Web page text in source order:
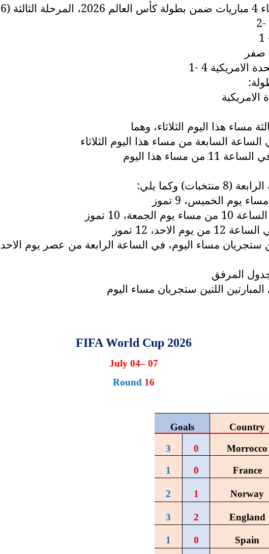
الامريكية
مساء هذا اليوم الثلاثاء، وهما
وكما يلي:
المرفق
اللتين ستجريان مساء اليوم
FIFA World Cup 2026
July 04– 07
Round 16
Country
Goals
Morrocco
0
3
France
0
1
Norway
1
2
England
2
3
Spain
0
1